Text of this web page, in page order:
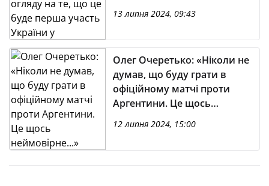
турнірі Олімпіади»
13 липня 2024, 09:43
Олег Очеретько: «Ніколи не
думав, що буду грати в
офіційному матчі проти
Аргентини. Це щось
12 липня 2024, 15:00